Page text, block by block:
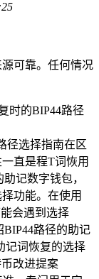
可靠。任何情况
径选择指南在区
直是程T词恢用
记数字钱包，
功能。在使用
会遇到选择
路径的助记
记词恢复的选择
改进提案